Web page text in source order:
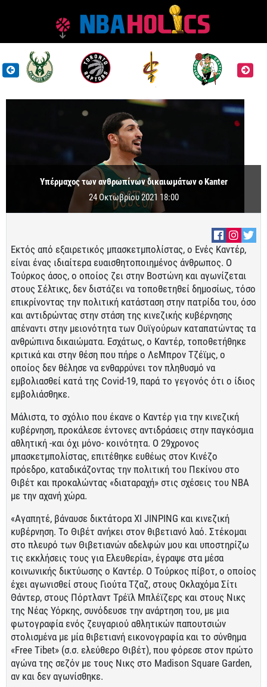
Υπέρμαχος των ανθρωπίνων δικαιωμάτων ο Kanter
24 Οκτωβρίου 2021 18:00
Εκτός από εξαιρετικός μπασκετμπολίστας, ο Ενές Καντέρ,
είναι ένας ιδιαίτερα ευαισθητοποιημένος άνθρωπος. Ο
Τούρκος άσος, ο οποίος ζει στην Βοστώνη και αγωνίζεται
στους Σέλτικς, δεν διστάζει να τοποθετηθεί δημοσίως, τόσο
επικρίνοντας την πολιτική κατάσταση στην πατρίδα του, όσο
και αντιδρώντας στην στάση της κινεζικής κυβέρνησης
απέναντι στην μειονότητα των Ουϊγούρων καταπατώντας τα
ανθρώπινα δικαιώματα. Εσχάτως, ο Καντέρ, τοποθετήθηκε
κριτικά και στην θέση που πήρε ο ΛεΜπρον Τζέϊμς, ο
οποίος δεν θέλησε να ενθαρρύνει τον πληθυσμό να
εμβολιασθεί κατά της Covid-19, παρά το γεγονός ότι ο ίδιος
εμβολιάσθηκε.
Μάλιστα, το σχόλιο που έκανε ο Καντέρ για την κινεζική
κυβέρνηση, προκάλεσε έντονες αντιδράσεις στην παγκόσμια
αθλητική -και όχι μόνο- κοινότητα. Ο 29χρονος
μπασκετμπολίστας, επιτέθηκε ευθέως στον Κινέζο
πρόεδρο, καταδικάζοντας την πολιτική του Πεκίνου στο
Θιβέτ και προκαλώντας «διαταραχή» στις σχέσεις του ΝΒΑ
με την αχανή χώρα.
«Αγαπητέ, βάναυσε δικτάτορα XI JINPING και κινεζική
κυβέρνηση. Το Θιβέτ ανήκει στον θιβετιανό λαό. Στέκομαι
στο πλευρό των Θιβετιανών αδελφών μου και υποστηρίζω
τις εκκλήσεις τους για Ελευθερία», έγραψε στα μέσα
κοινωνικής δικτύωσης ο Καντέρ. Ο Τούρκος πίβοτ, ο οποίος
έχει αγωνισθεί στους Γιούτα Τζαζ, στους Οκλαχόμα Σίτι
Θάντερ, στους Πόρτλαντ Τρέϊλ Μπλέϊζερς και στους Νικς
της Νέας Υόρκης, συνόδευσε την ανάρτηση του, με μια
φωτογραφία ενός ζευγαριού αθλητικών παπουτσιών
στολισμένα με μία θιβετιανή εικονογραφία και το σύνθημα
«Free Tibet» (σ.σ. ελεύθερο Θιβέτ), που φόρεσε στον πρώτο
αγώνα της σεζόν με τους Νικς στο Madison Square Garden,
αν και δεν αγωνίσθηκε.